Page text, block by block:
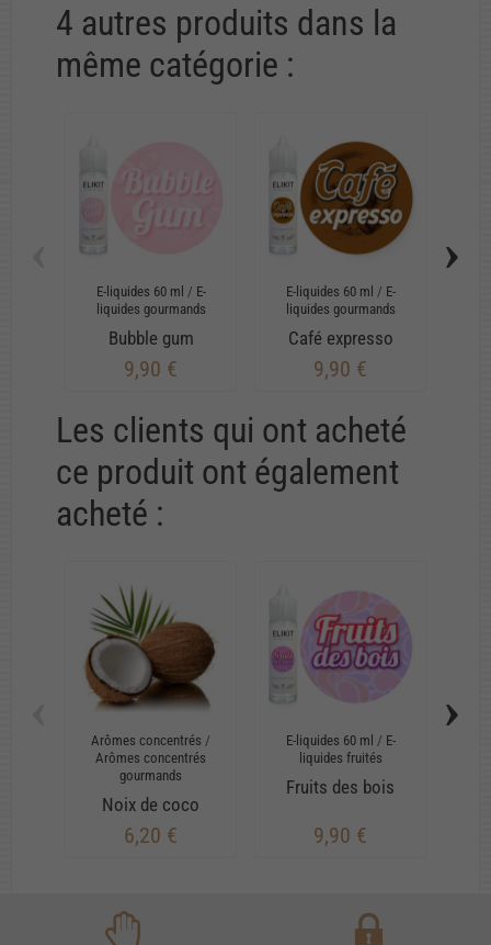
4 autres produits dans la
même catégorie :
E-liquides 60 ml / E-
liquides gourmands
Bubble gum
9,90 €
E-liquides 60 ml / E-
liquides gourmands
Café expresso
9,90 €
›
Les clients qui ont acheté
ce produit ont également
acheté :
Arômes concentrés /
Arômes concentrés
gourmands
Noix de coco
6,20 €
E-liquides 60 ml / E-
liquides fruités
Fruits des bois
9,90 €
›